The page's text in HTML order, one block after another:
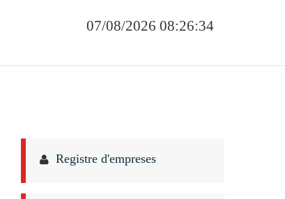
07/08/2026 08:26:34
Registre d'empreses